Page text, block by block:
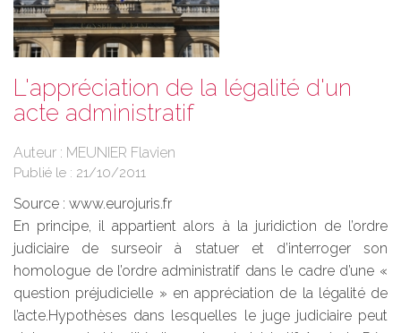
L'appréciation de la légalité d'un
acte administratif
Auteur : MEUNIER Flavien
Publié le : 21/10/2011
Source : www.eurojuris.fr
En principe, il appartient alors à la juridiction de l’ordre
judiciaire de surseoir à statuer et d’interroger son
homologue de l’ordre administratif dans le cadre d’une «
question préjudicielle » en appréciation de la légalité de
l’acte.Hypothèses dans lesquelles le juge judiciaire peut